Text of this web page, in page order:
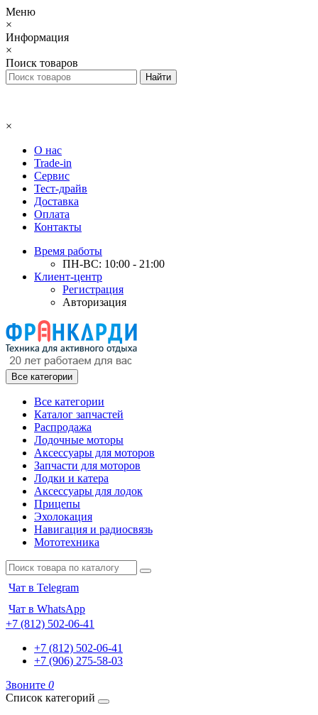
Меню
×
Информация
×
Поиск товаров
×
О нас
Trade-in
Сервис
Тест-драйв
Доставка
Оплата
Контакты
Время работы
ПН-ВС: 10:00 - 21:00
Клиент-центр
Регистрация
Авторизация
Все категории
Все категории
Каталог запчастей
Распродажа
Лодочные моторы
Аксессуары для моторов
Запчасти для моторов
Лодки и катера
Аксессуары для лодок
Прицепы
Эхолокация
Навигация и радиосвязь
Мототехника
Чат в Telegram
Чат в WhatsApp
+7 (812) 502-06-41
+7 (812) 502-06-41
+7 (906) 275-58-03
Звоните 0
Список категорий